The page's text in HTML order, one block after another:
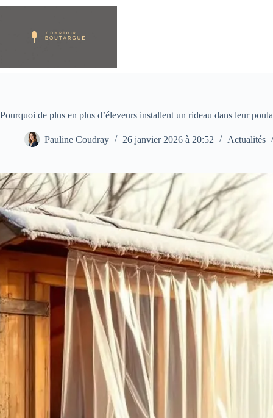
Passer
Pourquoi de plus en plus d’éleveurs installent un rideau dans leur
Pauline Coudray 26 janvier 2026 à 20:52 Actualités